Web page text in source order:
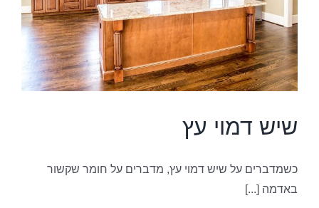
שיש דמוי עץ
כשמדברים על שיש דמוי עץ, מדברים על חומר שקשור
באדמה [...]